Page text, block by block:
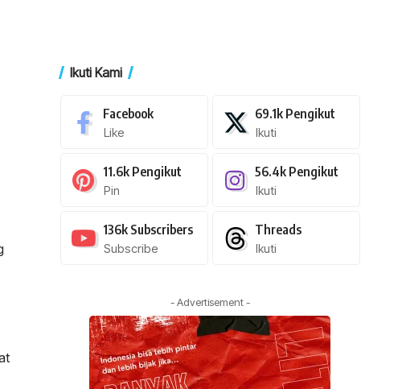
Ikuti Kami
Facebook
Like
69.1k Pengikut
Ikuti
11.6k Pengikut
Pin
56.4k Pengikut
Ikuti
136k Subscribers
Subscribe
Threads
Ikuti
- Advertisement -